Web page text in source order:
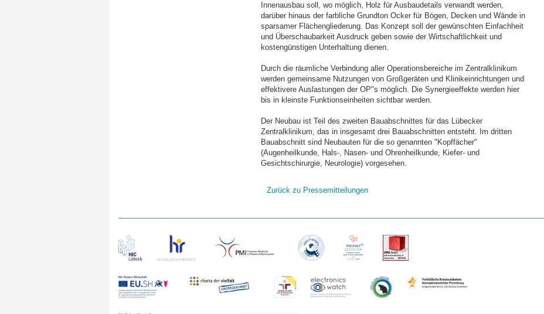
Innenausbau soll, wo möglich, Holz für Ausbaudetails verwandt werden,
darüber hinaus der farbliche Grundton Ocker für Bögen, Decken und Wände in
sparsamer Flächengliederung. Das Konzept soll der gewünschten Einfachheit
und Überschaubarkeit Ausdruck geben sowie der Wirtschaftlichkeit und
kostengünstigen Unterhaltung dienen.
Durch die räumliche Verbindung aller Operationsbereiche im Zentralklinikum
werden gemeinsame Nutzungen von Großgeräten und Klinikeinrichtungen und
effektivere Auslastungen der OP"s möglich. Die Synergieeffekte werden hier
bis in kleinste Funktionseinheiten sichtbar werden.
Der Neubau ist Teil des zweiten Bauabschnittes für das Lübecker
Zentralklinikum, das in insgesamt drei Bauabschnitten entsteht. Im dritten
Bauabschnitt sind Neubauten für die so genannten "Kopffächer"
(Augenheilkunde, Hals-, Nasen- und Ohrenheilkunde, Kiefer- und
Gesichtschirurgie, Neurologie) vorgesehen.
Zurück zu Pressemitteilungen